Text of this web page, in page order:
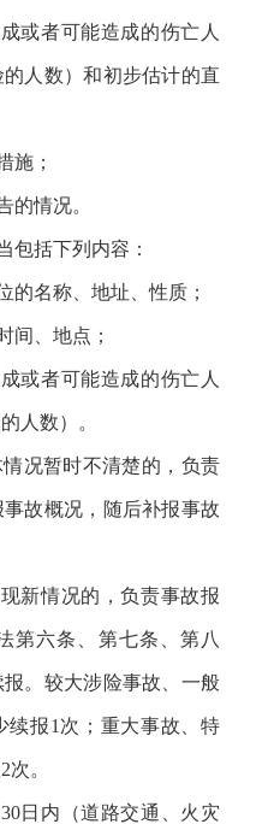
或者可能造成的伤亡人
人数）和初步估计的直
施；
的情况。
包括下列内容：
的名称、地址、性质；
间、地点；
或者可能造成的伤亡人
人数）。
况暂时不清楚的，负责
故概况，随后补报事故
新情况的，负责事故报
第六条、第七条、第八
。较大涉险事故、一般
续报1次；重大事故、特
。
30日内（道路交通、火灾